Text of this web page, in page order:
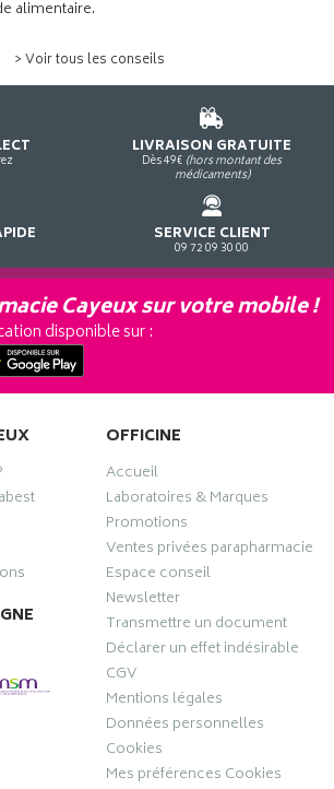
alimentaire.
> Voir tous les conseils
LIVRAISON GRATUITE
Dès 49€ (hors montant des
médicaments)
SERVICE CLIENT
09 72 09 30 00
Cayeux sur votre mobile !
disponible sur :
OFFICINE
Accueil
Laboratoires & Marques
Promotions
Ventes privées parapharmacie
Espace conseil
Newsletter
Transmettre un document
Déclarer un effet indésirable
CGV
Mentions légales
Données personnelles
Cookies
Mes préférences Cookies